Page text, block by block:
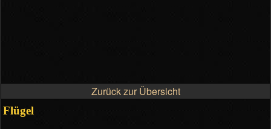
Zurück zur Übersicht
Flügel